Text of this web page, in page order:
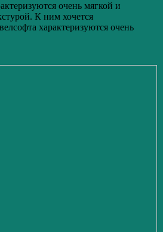
очень мягкой и
К ним хочется
характеризуются очень